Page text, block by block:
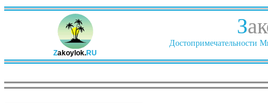
Zakoylok.RU
З
Достопримечательности